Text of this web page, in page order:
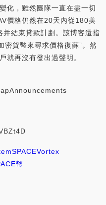
化，雖然團隊一直在盡一切
價格仍然在20天內從180美
結束貸款計劃。該博客還指
密貨幣來尋求價格復蘇”。然
就再沒有發出過聲明。
SPACEVortex
幣